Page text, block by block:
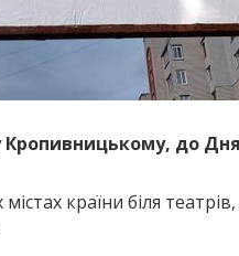
до
країни біля